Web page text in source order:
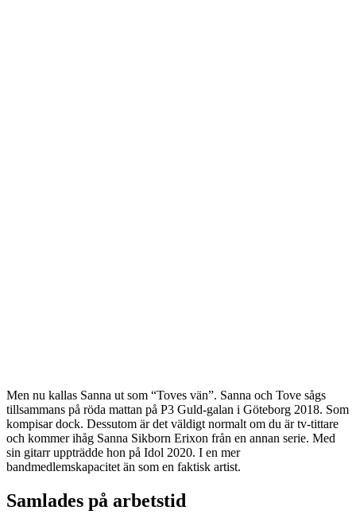
Men nu kallas Sanna ut som “Toves vän”. Sanna och Tove sågs
tillsammans på röda mattan på P3 Guld-galan i Göteborg 2018. Som
kompisar dock. Dessutom är det väldigt normalt om du är tv-tittare
och kommer ihåg Sanna Sikborn Erixon från en annan serie. Med
sin gitarr uppträdde hon på Idol 2020. I en mer
bandmedlemskapacitet än som en faktisk artist.
Samlades på arbetstid